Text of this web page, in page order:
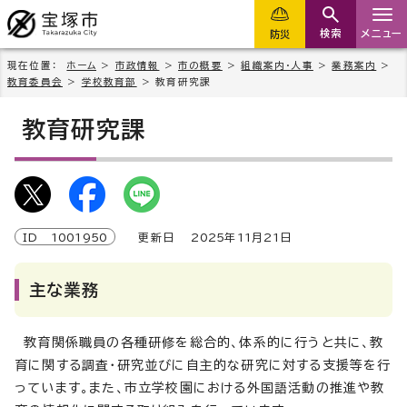
防災 検索 メニュー
現在位置： ホーム > 市政情報 >市の概要 >組織案内・人事 >業務案内
>
教育委員会
> 学校教育部 > 教育研究課
教育研究課
ID 1001950 更新日 2025年 11 月 21 日
主な業務
教育関係職員の各種研修を総合的、体系的に行うと共に、教
育に関する調査・研究並びに自主的な研究に対する支援等を行
っています。また、市立学校園における外国語活動の推進や教